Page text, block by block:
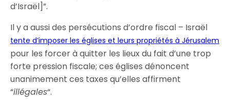
d’Israël]”.
Il y a aussi des persécutions d’ordre fiscal – Israël
tente d’imposer les églises et leurs propriétés à Jérusalem
pour les forcer à quitter les lieux du fait d’une trop
forte pression fiscale; ces églises dénoncent
unanimement ces taxes qu’elles affirment
“illégales“.